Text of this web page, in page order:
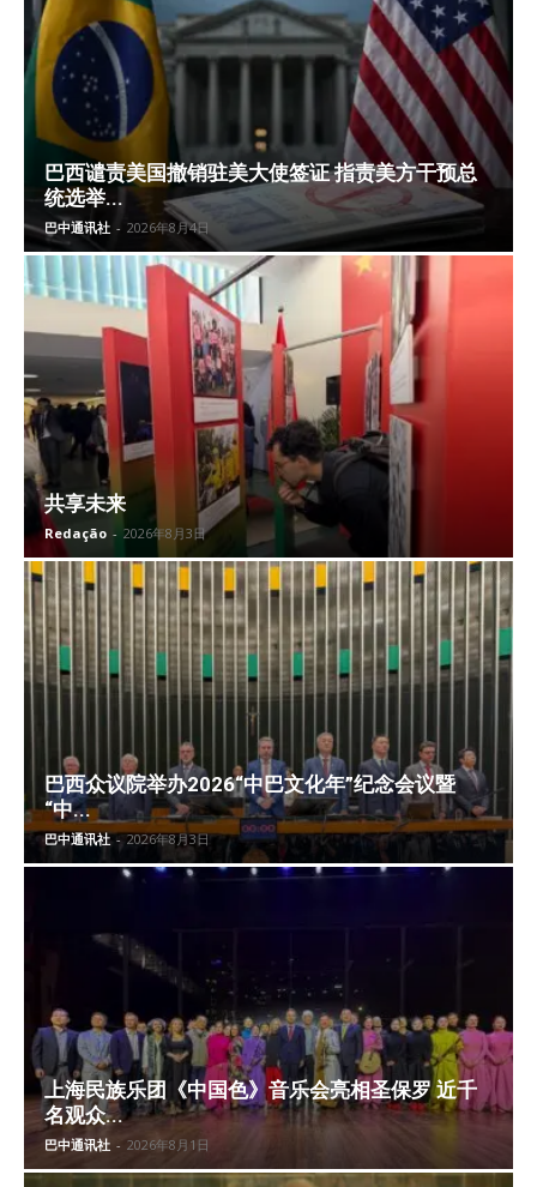
巴西谴责美国撤销驻美大使签证 指责美方干预总
统选举...
巴中通讯社 - 2026年8月4日
共享未来
Redação - 2026年8月3日
巴西众议院举办2026“中巴文化年”纪念会议暨
“中...
巴中通讯社 - 2026年8月3日
上海民族乐团《中国色》音乐会亮相圣保罗 近千
名观众...
巴中通讯社 - 2026年8月1日